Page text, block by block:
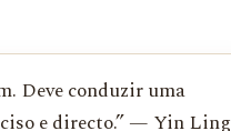
Deve conduzir uma
e directo.” — Yin Ling